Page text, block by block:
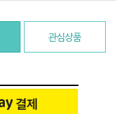
관심상품